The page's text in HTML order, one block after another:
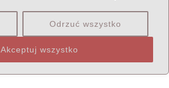
Odrzuć wszystko
Akceptuj wszystko
Sy Sz
Syn Syp Syr